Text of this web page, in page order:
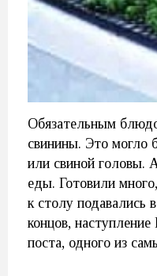
Обязательным
свинины. Это могло
или свиной головы.
еды. Готовили
к столу подавались
концов,
поста, одного из